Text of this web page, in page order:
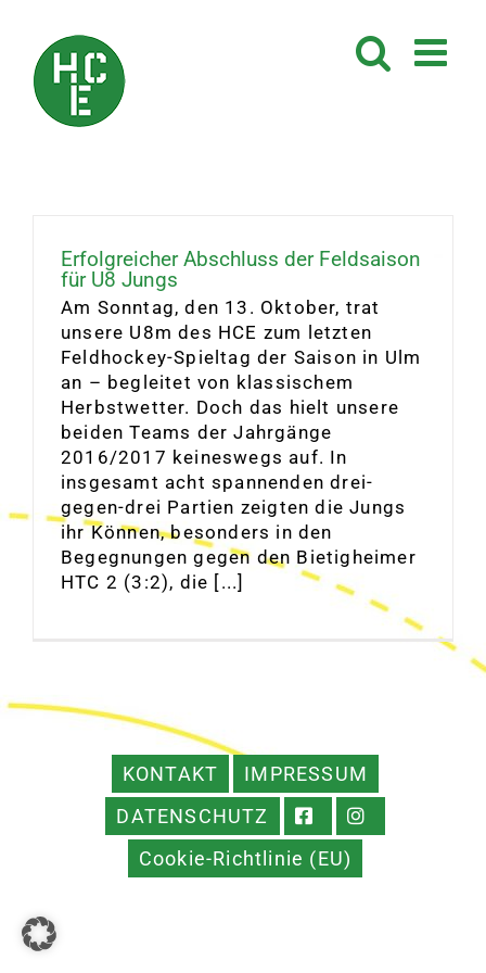
springen
Erfolgreicher Abschluss der Feldsaison
für U8 Jungs
Am Sonntag, den 13. Oktober, trat
unsere U8m des HCE zum letzten
Feldhockey-Spieltag der Saison in Ulm
an – begleitet von klassischem
Herbstwetter. Doch das hielt unsere
beiden Teams der Jahrgänge
2016/2017 keineswegs auf. In
insgesamt acht spannenden drei-
gegen-drei Partien zeigten die Jungs
ihr Können, besonders in den
Begegnungen gegen den Bietigheimer
HTC 2 (3:2), die [...]
KONTAKT
IMPRESSUM
DATENSCHUTZ
Cookie-Richtlinie (EU)